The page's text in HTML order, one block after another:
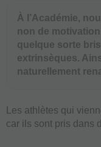
À l’Académie,
non de
quelque sorte
extrinsèques.
naturellement
Les athlètes qui
car ils sont pris dans